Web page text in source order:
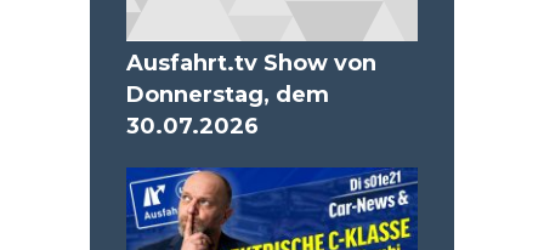
Ausfahrt.tv Show von
Donnerstag, dem
30.07.2026